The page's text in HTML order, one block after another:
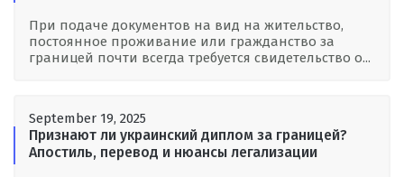
При подаче документов на вид на жительство,
постоянное проживание или гражданство за
границей почти всегда требуется свидетельство о...
September 19, 2025
Признают ли украинский диплом за границей?
Апостиль, перевод и нюансы легализации